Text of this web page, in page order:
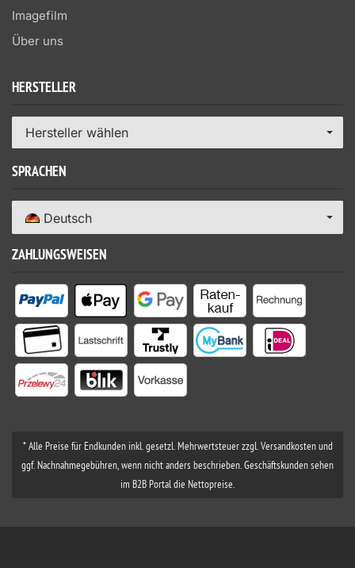
Imagefilm
Über uns
HERSTELLER
Hersteller wählen
SPRACHEN
Deutsch
ZAHLUNGSWEISEN
* Alle Preise für Endkunden inkl. gesetzl. Mehrwertsteuer zzgl. Versandkosten und
ggf. Nachnahmegebühren, wenn nicht anders beschrieben. Geschäftskunden sehen
im B2B Portal die Nettopreise.